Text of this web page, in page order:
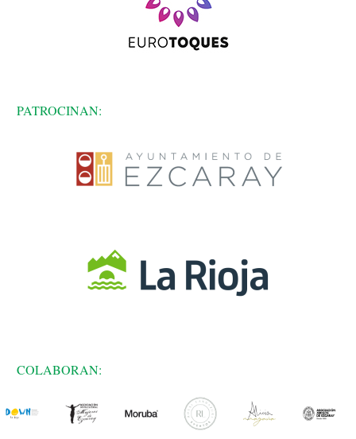
PATROCINAN:
COLABORAN: